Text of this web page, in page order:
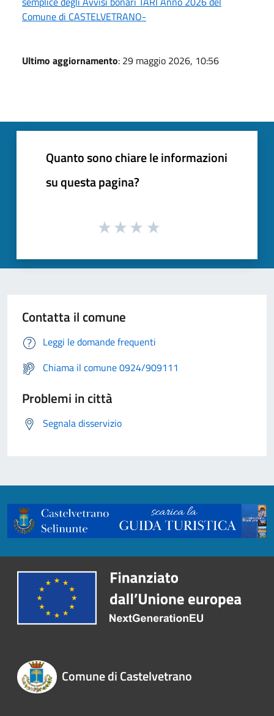
Comune di CASTELVETRANO-
Ultimo aggiornamento: 29 maggio 2026, 10:56
Quanto sono chiare le informazioni
su questa pagina?
Contatta il comune
Leggi le domande frequenti
Chiama il comune 0924/909111
Problemi in città
Segnala disservizio
Comune di Castelvetrano